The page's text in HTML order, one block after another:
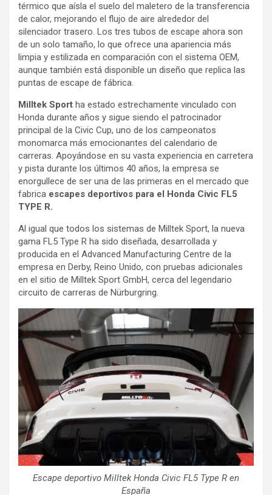
térmico que aísla el suelo del maletero de la transferencia
de calor, mejorando el flujo de aire alrededor del
silenciador trasero. Los tres tubos de escape ahora son
de un solo tamaño, lo que ofrece una apariencia más
limpia y estilizada en comparación con el sistema OEM,
aunque también está disponible un diseño que replica las
puntas de escape de fábrica.
Milltek Sport ha estado estrechamente vinculado con
Honda durante años y sigue siendo el patrocinador
principal de la Civic Cup, uno de los campeonatos
monomarca más emocionantes del calendario de
carreras. Apoyándose en su vasta experiencia en carretera
y pista durante los últimos 40 años, la empresa se
enorgullece de ser una de las primeras en el mercado que
fabrica escapes deportivos para el Honda Civic FL5
TYPE R.
Al igual que todos los sistemas de Milltek Sport, la nueva
gama FL5 Type R ha sido diseñada, desarrollada y
producida en el Advanced Manufacturing Centre de la
empresa en Derby, Reino Unido, con pruebas adicionales
en el sitio de Milltek Sport GmbH, cerca del legendario
circuito de carreras de Nürburgring.
Escape deportivo Milltek Honda Civic FL5 Type R en
España